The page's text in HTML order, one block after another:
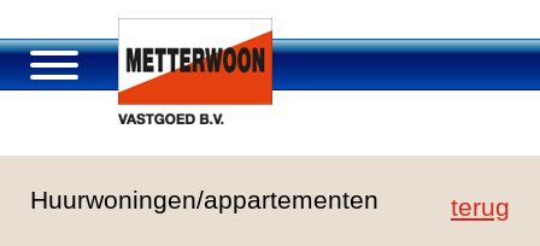
Portfolio
Huurwoningen/appartementen terug